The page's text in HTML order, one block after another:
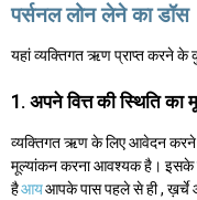
पर्सनल लोन लेने का डॉस
यहां व्यक्तिगत ऋण प्राप्त करने के
1. अपने वित्त की स्थिति का
व्यक्तिगत ऋण के लिए आवेदन करने से
मूल्यांकन करना आवश्यक है। इसके
हैआयआपके पास पहले से ही , ख़र्चे